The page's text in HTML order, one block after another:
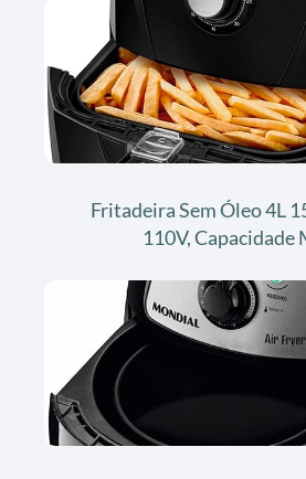
Fritadeira Sem Óleo 4L
110V, Capacidade